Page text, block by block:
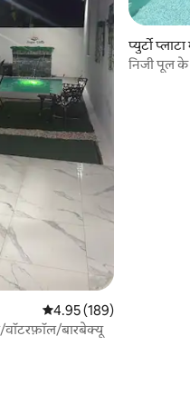
औसत रेटिंग 5 में से 4.95, 189
4.95 (189)
बारबेक्यू
प्युर्टो
निजी पूल के